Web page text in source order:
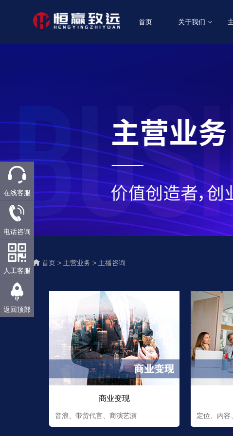
首页 关于我们
首页 > 主营业务 > 主播咨询
商业变现
音浪、带货代言、商演艺演 定位、内容
在线客服
电话咨询
人工客服
返回顶部